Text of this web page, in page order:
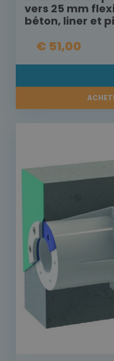
vers 25 mm
béton, liner et
€ 51,00